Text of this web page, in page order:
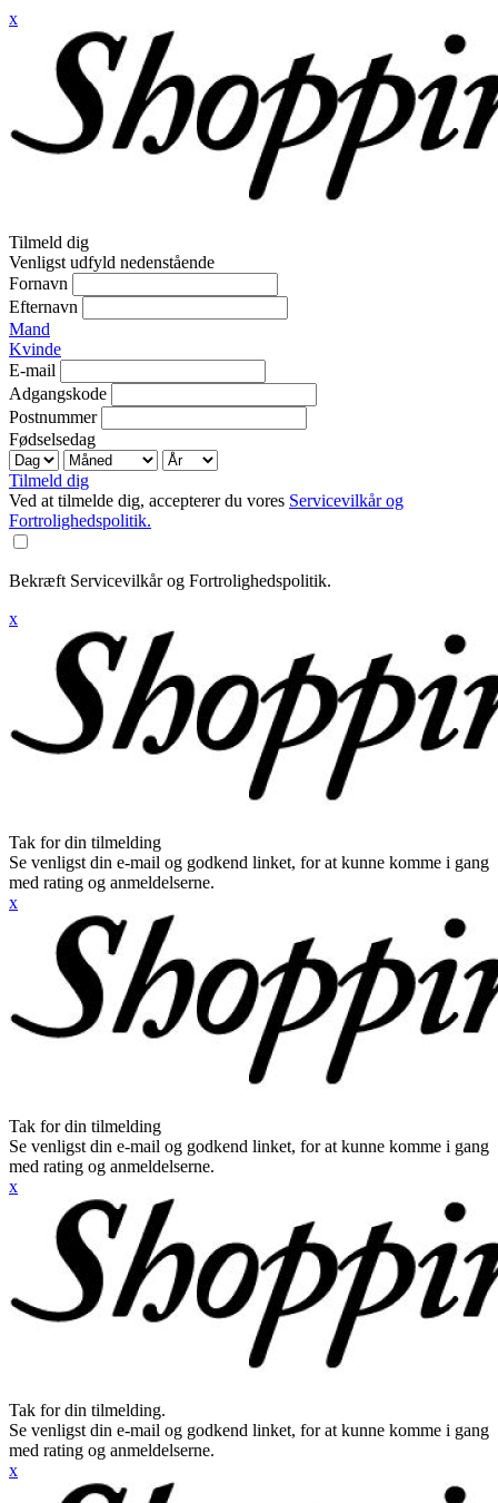
x
Tilmeld dig
Venligst udfyld nedenstående
Fornavn
Efternavn
Mand
Kvinde
E-mail
Adgangskode
Postnummer
Fødselsedag
Tilmeld dig
Ved at tilmelde dig, accepterer du vores Servicevilkår og
Fortrolighedspolitik.
Bekræft Servicevilkår og Fortrolighedspolitik.
x
Tak for din tilmelding
Se venligst din e-mail og godkend linket, for at kunne komme i gang
med rating og anmeldelserne.
x
Tak for din tilmelding
Se venligst din e-mail og godkend linket, for at kunne komme i gang
med rating og anmeldelserne.
x
Tak for din tilmelding.
Se venligst din e-mail og godkend linket, for at kunne komme i gang
med rating og anmeldelserne.
x